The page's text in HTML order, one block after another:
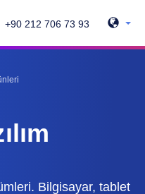
+90 212 706 73 93
Bilgisayar, tablet